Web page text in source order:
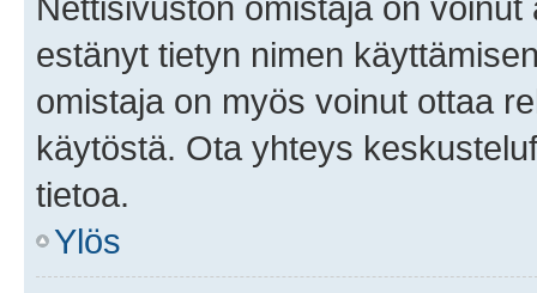
estänyt tietyn nimen
omistaja on myös voinut ottaa
käytöstä. Ota yhteys
tietoa.
Ylös